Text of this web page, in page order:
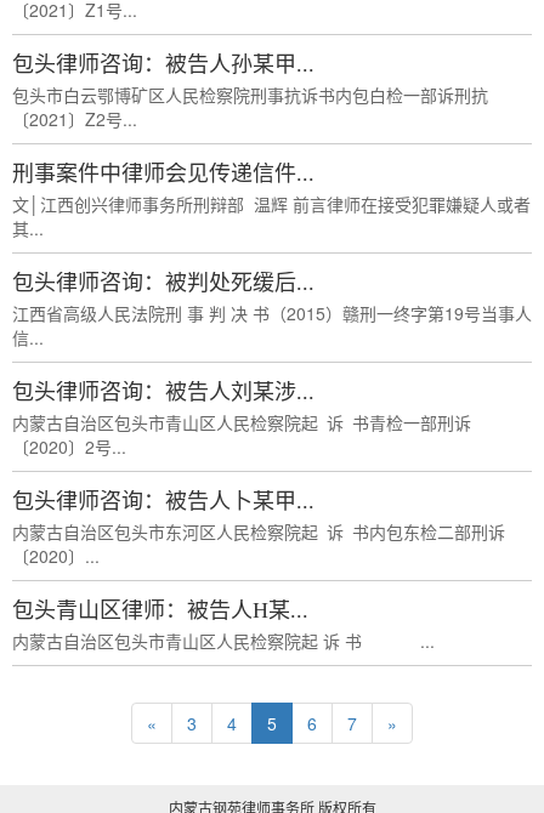
〔2021〕Z1号...
包头律师咨询：被告人孙某甲...
包头市白云鄂博矿区人民检察院刑事抗诉书内包白检一部诉刑抗
〔2021〕Z2号...
刑事案件中律师会见传递信件...
文│江西创兴律师事务所刑辩部 温辉 前言律师在接受犯罪嫌疑人或者
其...
包头律师咨询：被判处死缓后...
江西省高级人民法院刑 事 判 决 书（2015）赣刑一终字第19号当事人
信...
包头律师咨询：被告人刘某涉...
内蒙古自治区包头市青山区人民检察院起 诉 书青检一部刑诉
〔2020〕2号...
包头律师咨询：被告人卜某甲...
内蒙古自治区包头市东河区人民检察院起 诉 书内包东检二部刑诉
〔2020〕...
包头青山区律师：被告人H某...
内蒙古自治区包头市青山区人民检察院起 诉 书 ...
« 3 4 5 6 7 »
内蒙古钢苑律师事务所 版权所有